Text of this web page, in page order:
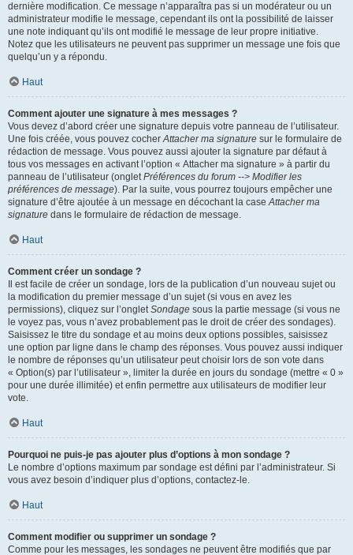
dernière modification. Ce message n’apparaîtra pas si un modérateur ou un
administrateur modifie le message, cependant ils ont la possibilité de laisser
une note indiquant qu’ils ont modifié le message de leur propre initiative.
Notez que les utilisateurs ne peuvent pas supprimer un message une fois que
quelqu’un y a répondu.
Haut
Comment ajouter une signature à mes messages ?
Vous devez d’abord créer une signature depuis votre panneau de l’utilisateur.
Une fois créée, vous pouvez cocherAttacher ma signature sur le formulaire de
rédaction de message. Vous pouvez aussi ajouter la signature par défaut à
tous vos messages en activant l’option « Attacher ma signature » à partir du
panneau de l’utilisateur (ongletPréférences du forum --> Modifier les
préférences de message). Par la suite, vous pourrez toujours empêcher une
signature d’être ajoutée à un message en décochant la caseAttacher ma
signature dans le formulaire de rédaction de message.
Haut
Comment créer un sondage ?
Il est facile de créer un sondage, lors de la publication d’un nouveau sujet ou
la modification du premier message d’un sujet (si vous en avez les
permissions), cliquez sur l’ongletSondage sous la partie message (si vous ne
le voyez pas, vous n’avez probablement pas le droit de créer des sondages).
Saisissez le titre du sondage et au moins deux options possibles, saisissez
une option par ligne dans le champ des réponses. Vous pouvez aussi indiquer
le nombre de réponses qu’un utilisateur peut choisir lors de son vote dans
« Option(s) par l’utilisateur », limiter la durée en jours du sondage (mettre « 0 »
pour une durée illimitée) et enfin permettre aux utilisateurs de modifier leur
vote.
Haut
Pourquoi ne puis-je pas ajouter plus d’options à mon sondage ?
Le nombre d’options maximum par sondage est défini par l’administrateur. Si
vous avez besoin d’indiquer plus d’options, contactez-le.
Haut
Comment modifier ou supprimer un sondage ?
Comme pour les messages, les sondages ne peuvent être modifiés que par